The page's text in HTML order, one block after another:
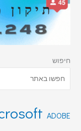
חיפוש
ADOBE